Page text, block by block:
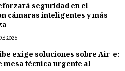
seguridad en el
cámaras inteligentes y más
2026
exige soluciones sobre Air-e:
mesa técnica urgente al